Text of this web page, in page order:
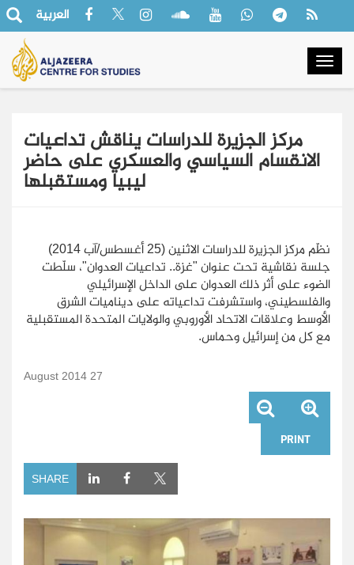
العربية
مركز الجزيرة للدراسات يناقش تداعيات
الانقسام السياسي والعسكري على حاضر
ليبيا ومستقبلها
نظّم مركز الجزيرة للدراسات الاثنين (25 أغسطس/آب 2014)
جلسة نقاشية تحت عنوان "غزة.. تداعيات العدوان"، سلّطت
الضوء على أثر ذلك العدوان على الداخل الإسرائيلي
والفلسطيني، واستشرفت تداعياته على ديناميات الشرق
الأوسط وعلاقات الاتحاد الأوروبي والولايات المتحدة المستقبلية
مع كل من إسرائيل وحماس.
27 August 2014
PRINT
SHARE